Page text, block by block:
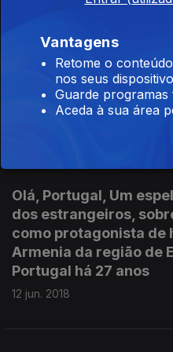
Olá, Portugal O
dos EUA região de
seu olhar sobre
inglês
Olá, Portugal, Um
dos estrangeiros,
como protagonista de
Armenia da região de
Portugal há 27 anos
12 jun. 2018
Vantagens
Retome o
nos seus
Guarde programas
Aceda à sua área